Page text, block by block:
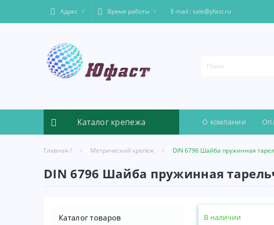
Адрес Время работы Е-mail : sale@yfast.ru
Каталог крепежа О компании
Главная / Метрический крепёж DIN 6796 Шайба пружинная
DIN 6796 Шайба пружинная
Каталог товаров В наличии